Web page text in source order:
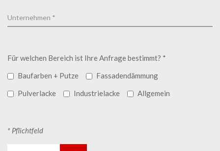
Für welchen Bereich ist Ihre Anfrage bestimmt? *
Baufarben + Putze
Fassadendämmung
Pulverlacke
Industrielacke Allgemein
* Pflichtfeld